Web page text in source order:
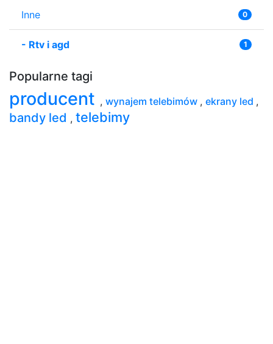
Inne 0
- Rtv i agd 1
Popularne tagi
producent , wynajem telebimów , ekrany led ,
bandy led , telebimy